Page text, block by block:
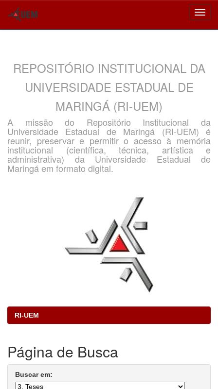
REPOSITÓRIO INSTITUCIONAL DA
UNIVERSIDADE ESTADUAL DE
MARINGÁ (RI-UEM)
A missão do Repositório Institucional da
Universidade Estadual de Maringá (RI-UEM) é
reunir, preservar e permitir o acesso à memória
institucional (científica, técnica, artística e
administrativa) da Universidade Estadual de
Maringá em formato digital.
RI-UEM
Página de Busca
Buscar em: